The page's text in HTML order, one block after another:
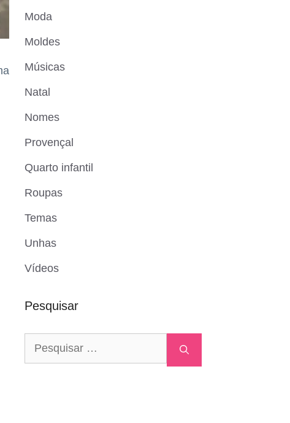
Moda
Moldes
Músicas
Natal
Nomes
Provençal
Quarto infantil
Roupas
Temas
Unhas
Vídeos
Pesquisar
Pesquisar
por: